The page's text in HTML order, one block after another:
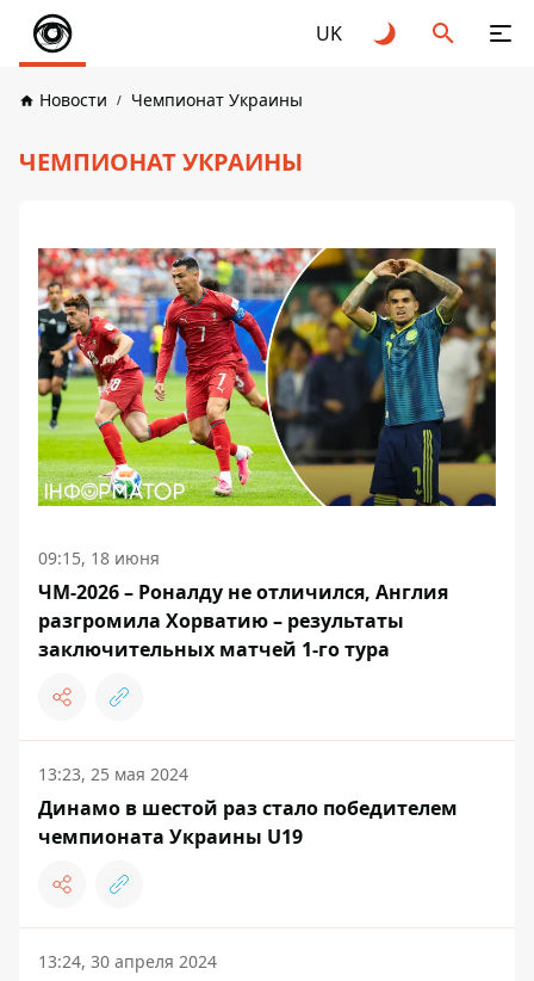
UK
Новости Чемпионат Украины
ЧЕМПИОНАТ УКРАИНЫ
09:15, 18 июня
ЧМ-2026 – Роналду не отличился, Англия
разгромила Хорватию – результаты
заключительных матчей 1-го тура
13:23, 25 мая 2024
Динамо в шестой раз стало победителем
чемпионата Украины U19
13:24, 30 апреля 2024